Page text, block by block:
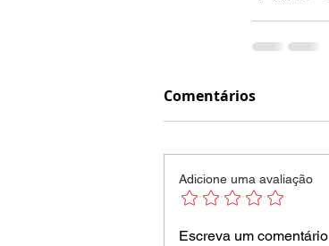
Comentários
Adicione uma avaliação
Escreva um comentário